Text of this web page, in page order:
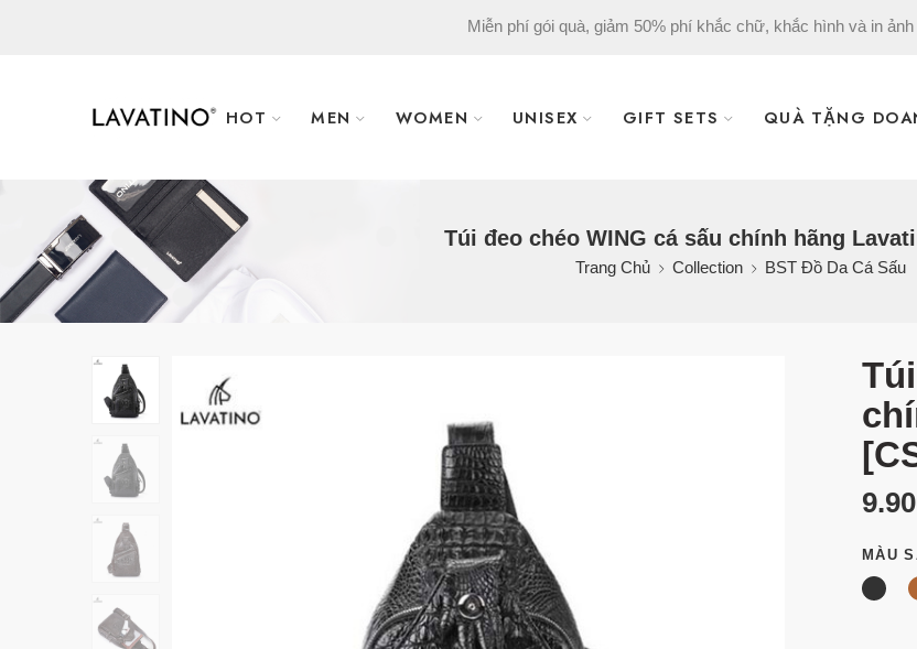
Miễn phí gói quà, giảm 50% phí khắc chữ, khắc hình và in ảnh
HOT MEN WOMEN UNISEX GIFT SETS QUÀ TẶNG
Túi đeo chéo WING cá sấu chính hãng
Trang Chủ Collection BST Đồ Da Cá Sấu
MÀU